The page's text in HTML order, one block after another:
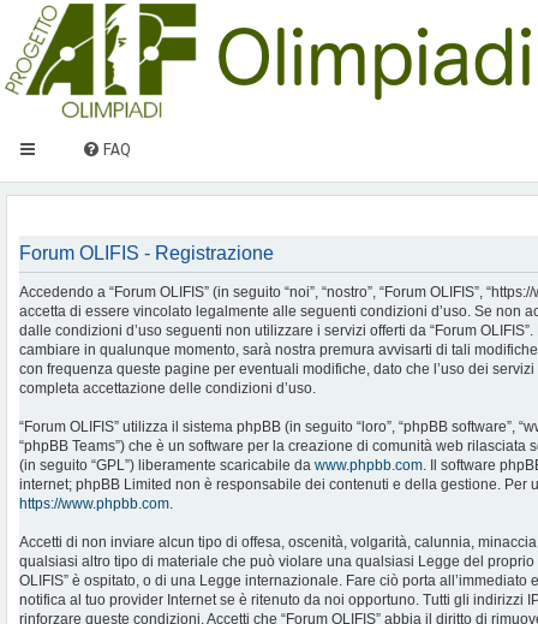
FAQ
Forum OLIFIS - Registrazione
Accedendo a “Forum OLIFIS” (in seguito “noi”, “nostro”, “Forum OLIFIS”,
accetta di essere vincolato legalmente alle seguenti condizioni d’uso. Se non
dalle condizioni d’uso seguenti non utilizzare i servizi offerti da “Forum
cambiare in qualunque momento, sarà nostra premura avvisarti di tali
con frequenza queste pagine per eventuali modifiche, dato che l’uso dei servizi
completa accettazione delle condizioni d’uso.
“Forum OLIFIS” utilizza il sistema phpBB (in seguito “loro”, “phpBB software”,
“phpBB Teams”) che è un software per la creazione di comunità web rilasciata
(in seguito “GPL”) liberamente scaricabile da www.phpbb.com. Il software
internet; phpBB Limited non è responsabile dei contenuti e della gestione. Per
https://www.phpbb.com.
Accetti di non inviare alcun tipo di offesa, oscenità, volgarità, calunnia,
qualsiasi altro tipo di materiale che può violare una qualsiasi Legge del proprio
OLIFIS” è ospitato, o di una Legge internazionale. Fare ciò porta
notifica al tuo provider Internet se è ritenuto da noi opportuno. Tutti gli indirizzi
rinforzare queste condizioni. Accetti che “Forum OLIFIS” abbia il diritto di